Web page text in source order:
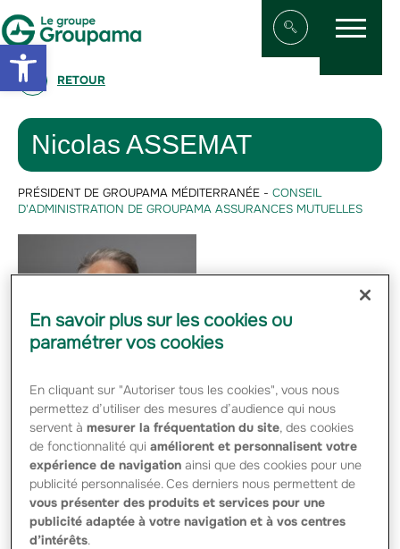
Open toolbar
Aller au contenu
Afficher/
Menu
RETOUR
Nicolas ASSEMAT
PRÉSIDENT DE GROUPAMA MÉDITERRANÉE - CONSEIL
D'ADMINISTRATION DE GROUPAMA ASSURANCES MUTUELLES
Fonctions principales exercées dans la
Société
Nicolas Assémat est administrateur depuis le 19 mai 2022.
En savoir plus sur les cookies ou
paramétrer vos cookies
En cliquant sur "Autoriser tous les cookies", vous nous
permettez d’utiliser des mesures d’audience qui nous
servent àmesurer la fréquentation du site, des cookies
de fonctionnalité quiaméliorent et personnalisent votre
expérience de navigation ainsi que des cookies pour une
publicité personnalisée. Ces derniers nous permettent de
vous présenter des produits et services pour une
publicité adaptée à votre navigation et à vos centres
d’intérêts.